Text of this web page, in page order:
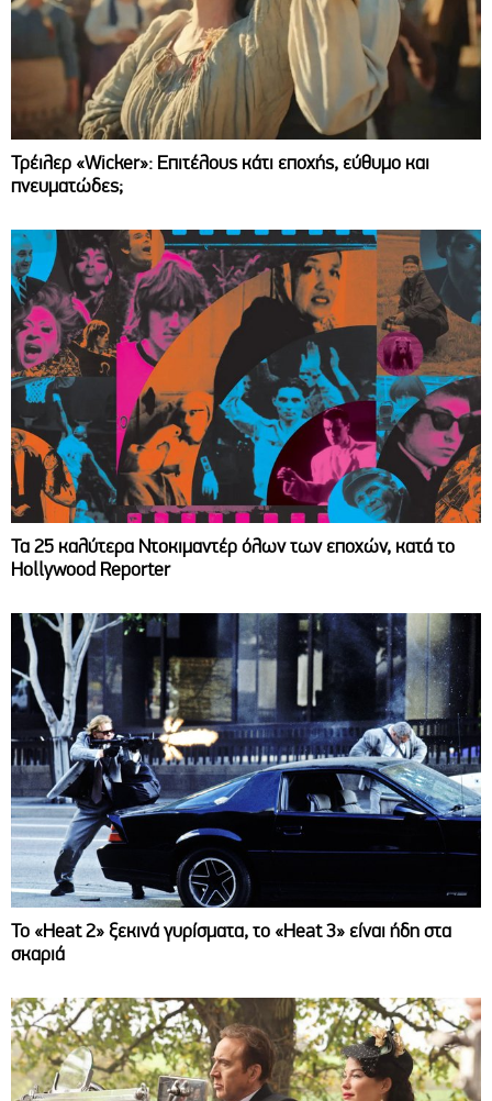
Τρέιλερ «Wicker»: Επιτέλους κάτι εποχής, εύθυμο και
πνευματώδες;
Τα 25 καλύτερα Ντοκιμαντέρ όλων των εποχών, κατά το
Hollywood Reporter
Το «Heat 2» ξεκινά γυρίσματα, το «Heat 3» είναι ήδη στα
σκαριά